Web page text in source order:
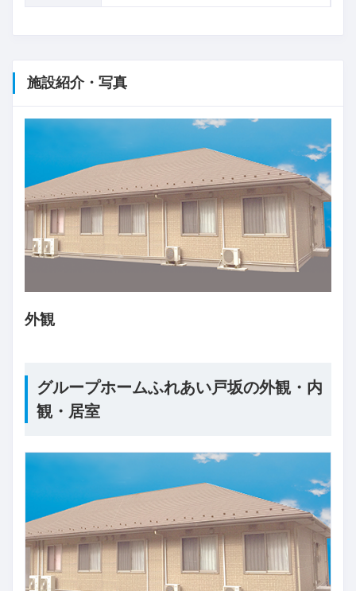
施設紹介・写真
外観
グループホームふれあい戸坂の外観・内
観・居室